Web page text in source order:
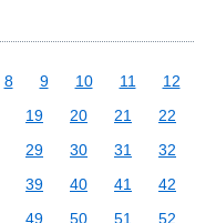
8 9 10 11
12
19 20 21
22
29 30 31
32
39 40 41
42
49 50 51
52